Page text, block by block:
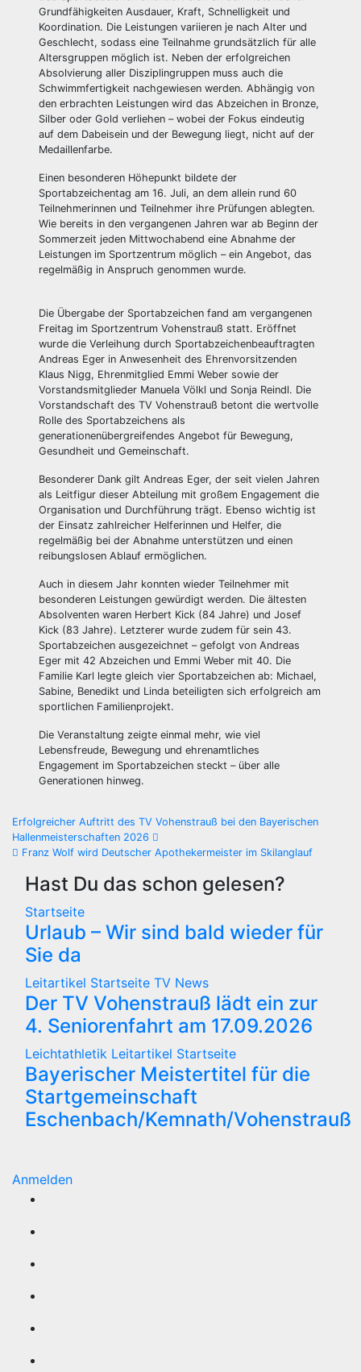
Grundfähigkeiten Ausdauer, Kraft, Schnelligkeit und
Koordination. Die Leistungen variieren je nach Alter und
Geschlecht, sodass eine Teilnahme grundsätzlich für alle
Altersgruppen möglich ist. Neben der erfolgreichen
Absolvierung aller Disziplingruppen muss auch die
Schwimmfertigkeit nachgewiesen werden. Abhängig von
den erbrachten Leistungen wird das Abzeichen in Bronze,
Silber oder Gold verliehen – wobei der Fokus eindeutig
auf dem Dabeisein und der Bewegung liegt, nicht auf der
Medaillenfarbe.
Einen besonderen Höhepunkt bildete der
Sportabzeichentag am 16. Juli, an dem allein rund 60
Teilnehmerinnen und Teilnehmer ihre Prüfungen ablegten.
Wie bereits in den vergangenen Jahren war ab Beginn der
Sommerzeit jeden Mittwochabend eine Abnahme der
Leistungen im Sportzentrum möglich – ein Angebot, das
regelmäßig in Anspruch genommen wurde.
Die Übergabe der Sportabzeichen fand am vergangenen
Freitag im Sportzentrum Vohenstrauß statt. Eröffnet
wurde die Verleihung durch Sportabzeichenbeauftragten
Andreas Eger in Anwesenheit des Ehrenvorsitzenden
Klaus Nigg, Ehrenmitglied Emmi Weber sowie der
Vorstandsmitglieder Manuela Völkl und Sonja Reindl. Die
Vorstandschaft des TV Vohenstrauß betont die wertvolle
Rolle des Sportabzeichens als
generationenübergreifendes Angebot für Bewegung,
Gesundheit und Gemeinschaft.
Besonderer Dank gilt Andreas Eger, der seit vielen Jahren
als Leitfigur dieser Abteilung mit großem Engagement die
Organisation und Durchführung trägt. Ebenso wichtig ist
der Einsatz zahlreicher Helferinnen und Helfer, die
regelmäßig bei der Abnahme unterstützen und einen
reibungslosen Ablauf ermöglichen.
Auch in diesem Jahr konnten wieder Teilnehmer mit
besonderen Leistungen gewürdigt werden. Die ältesten
Absolventen waren Herbert Kick (84 Jahre) und Josef
Kick (83 Jahre). Letzterer wurde zudem für sein 43.
Sportabzeichen ausgezeichnet – gefolgt von Andreas
Eger mit 42 Abzeichen und Emmi Weber mit 40. Die
Familie Karl legte gleich vier Sportabzeichen ab: Michael,
Sabine, Benedikt und Linda beteiligten sich erfolgreich am
sportlichen Familienprojekt.
Die Veranstaltung zeigte einmal mehr, wie viel
Lebensfreude, Bewegung und ehrenamtliches
Engagement im Sportabzeichen steckt – über alle
Generationen hinweg.
Beitragsnavigation
Erfolgreicher Auftritt des TV Vohenstrauß bei den Bayerischen
Hallenmeisterschaften 2026
Franz Wolf wird Deutscher Apothekermeister im Skilanglauf
Hast Du das schon gelesen?
Startseite
Urlaub – Wir sind bald wieder für
Sie da
Leitartikel Startseite TV News
Der TV Vohenstrauß lädt ein zur
4. Seniorenfahrt am 17.09.2026
Leichtathletik Leitartikel Startseite
Bayerischer Meistertitel für die
Startgemeinschaft
Eschenbach/Kemnath/Vohenstrauß
Anmelden